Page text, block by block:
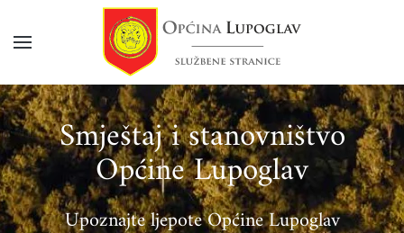
Ova
web
uključuje
sustav
pristupačnosti.
to
main
content
Smještaj i stanovništvo
Općine Lupoglav
Upoznajte ljepote Općine Lupoglav